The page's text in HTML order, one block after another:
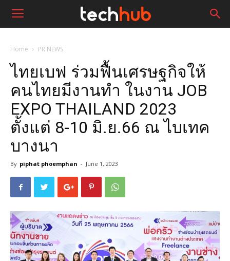
Home PR NEWS
ไทยเบฟ ร่วมฟื้นเศรษฐกิจให้
คนไทยมีงานทำ ในงาน JOB
EXPO THAILAND 2023
ตั้งแต่ 8-10 มิ.ย.66 ณ ไบเทค
บางนา
By piphat phoemphan - June 1, 2023